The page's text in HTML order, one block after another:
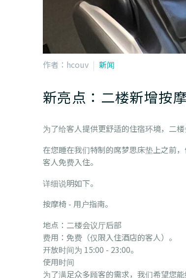
作者：hcouv 新闻
新亮点：二楼新增按
为了给客人提供更舒适的住宿环境，二
在您睡在我们特制的席梦思床垫上之前
客人免费入住。
详细说明如下。
按摩椅 - 用户指南。
地点：二楼会议厅后部
费用：免费（仅限入住酒店的客人）。
开放时间为 15:00 - 23:00。
使用时间
为了满足众多顾客的需求，我们希望您